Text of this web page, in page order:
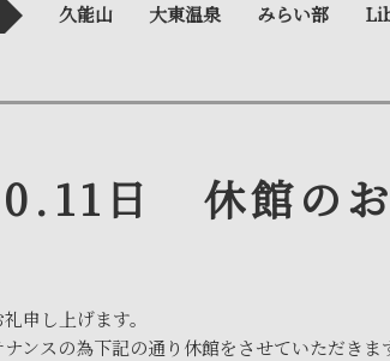
久能山 大東温泉 みらい部
日 休館の
申し上げます。
ンスの為下記の通り休館をさせていただきま